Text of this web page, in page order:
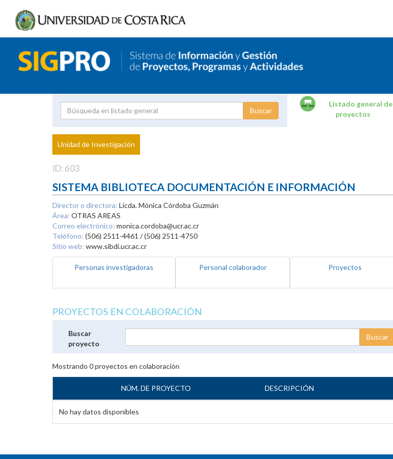
Proyecto
Investigador
Listado general de
proyectos
Unidad de Investigación
ID: 603
SISTEMA BIBLIOTECA DOCUMENTACIÓN E INFORMACIÓN
Director o directora: Licda. Mónica Córdoba Guzmán
Área: OTRAS AREAS
Correo electrónico: monica.cordoba@ucr.ac.cr
Teléfono: (506) 2511-4461 / (506) 2511-4750
Sitio web: www.sibdi.ucr.ac.cr
Personas investigadoras Personal colaborador Proyectos
PROYECTOS EN COLABORACIÓN
Buscar
proyecto
Mostrando 0proyectos en colaboración
NÚM. DE PROYECTO DESCRIPCIÓN
No hay datos disponibles